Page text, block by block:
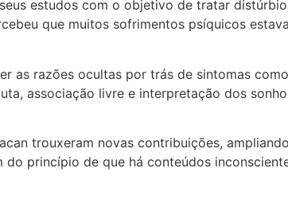
estudos com o objetivo de tratar
que muitos sofrimentos psíquicos
as razões ocultas por trás de sintomas
associação livre e interpretação dos
trouxeram novas contribuições,
princípio de que há conteúdos